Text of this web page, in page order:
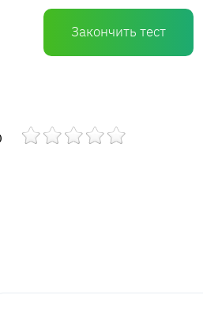
Закончить тест